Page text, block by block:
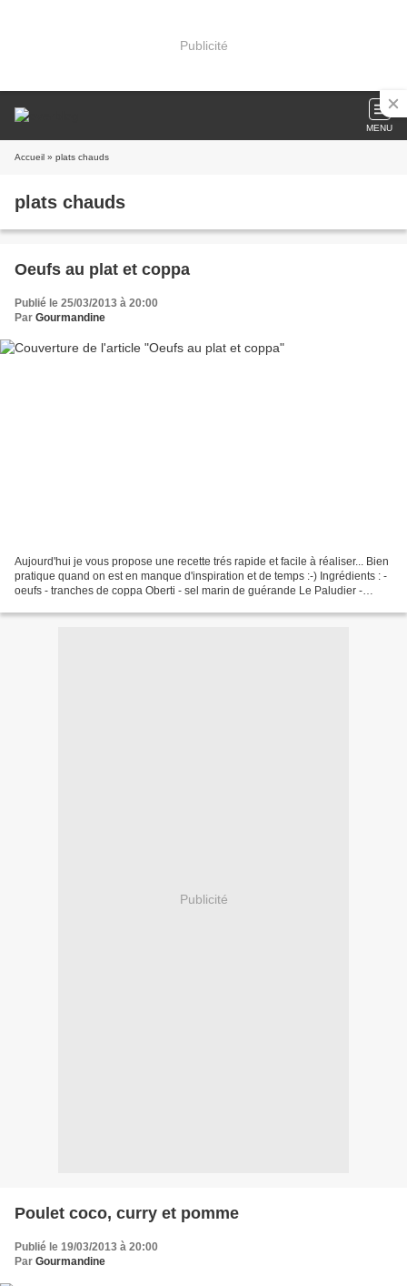
Publicité
MENU
Accueil » plats chauds
plats chauds
Oeufs au plat et coppa
Publié le 25/03/2013 à 20:00
Par Gourmandine
Aujourd'hui je vous propose une recette trés rapide et facile à réaliser... Bien
pratique quand on est en manque d'inspiration et de temps :-) Ingrédients : -
oeufs - tranches de coppa Oberti - sel marin de guérande Le Paludier -
Publicité
Poulet coco, curry et pomme
Publié le 19/03/2013 à 20:00
Par Gourmandine